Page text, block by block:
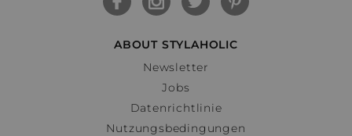
ABOUT STYLAHOLIC
Newsletter
Jobs
Datenrichtlinie
Nutzungsbedingungen